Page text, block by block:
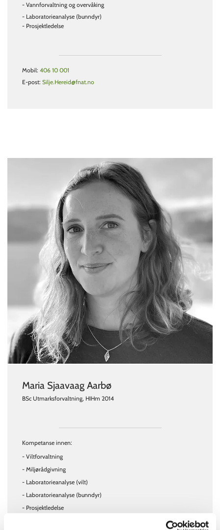
- Vannforvaltning og overvåking
- Laboratorieanalyse (bunndyr)
- Prosjektledelse
Mobil: 406 10 001
E-post: Silje.Hereid@fnat.no
Maria Sjaavaag Aarbø
BSc Utmarksforvaltning, HIHm 2014
Kompetanse innen:
- Viltforvaltning
- Miljørådgivning
- Laboratorieanalyse (vilt)
- Laboratorieanalyse (bunndyr)
- Prosjektledelse